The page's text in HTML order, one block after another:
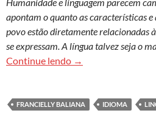
apontam o quanto as características e
povo estão diretamente relacionadas
se expressam. A língua talvez seja o
Continue lendo No princípio era o
→
FRANCIELLY BALIANA IDIOMA